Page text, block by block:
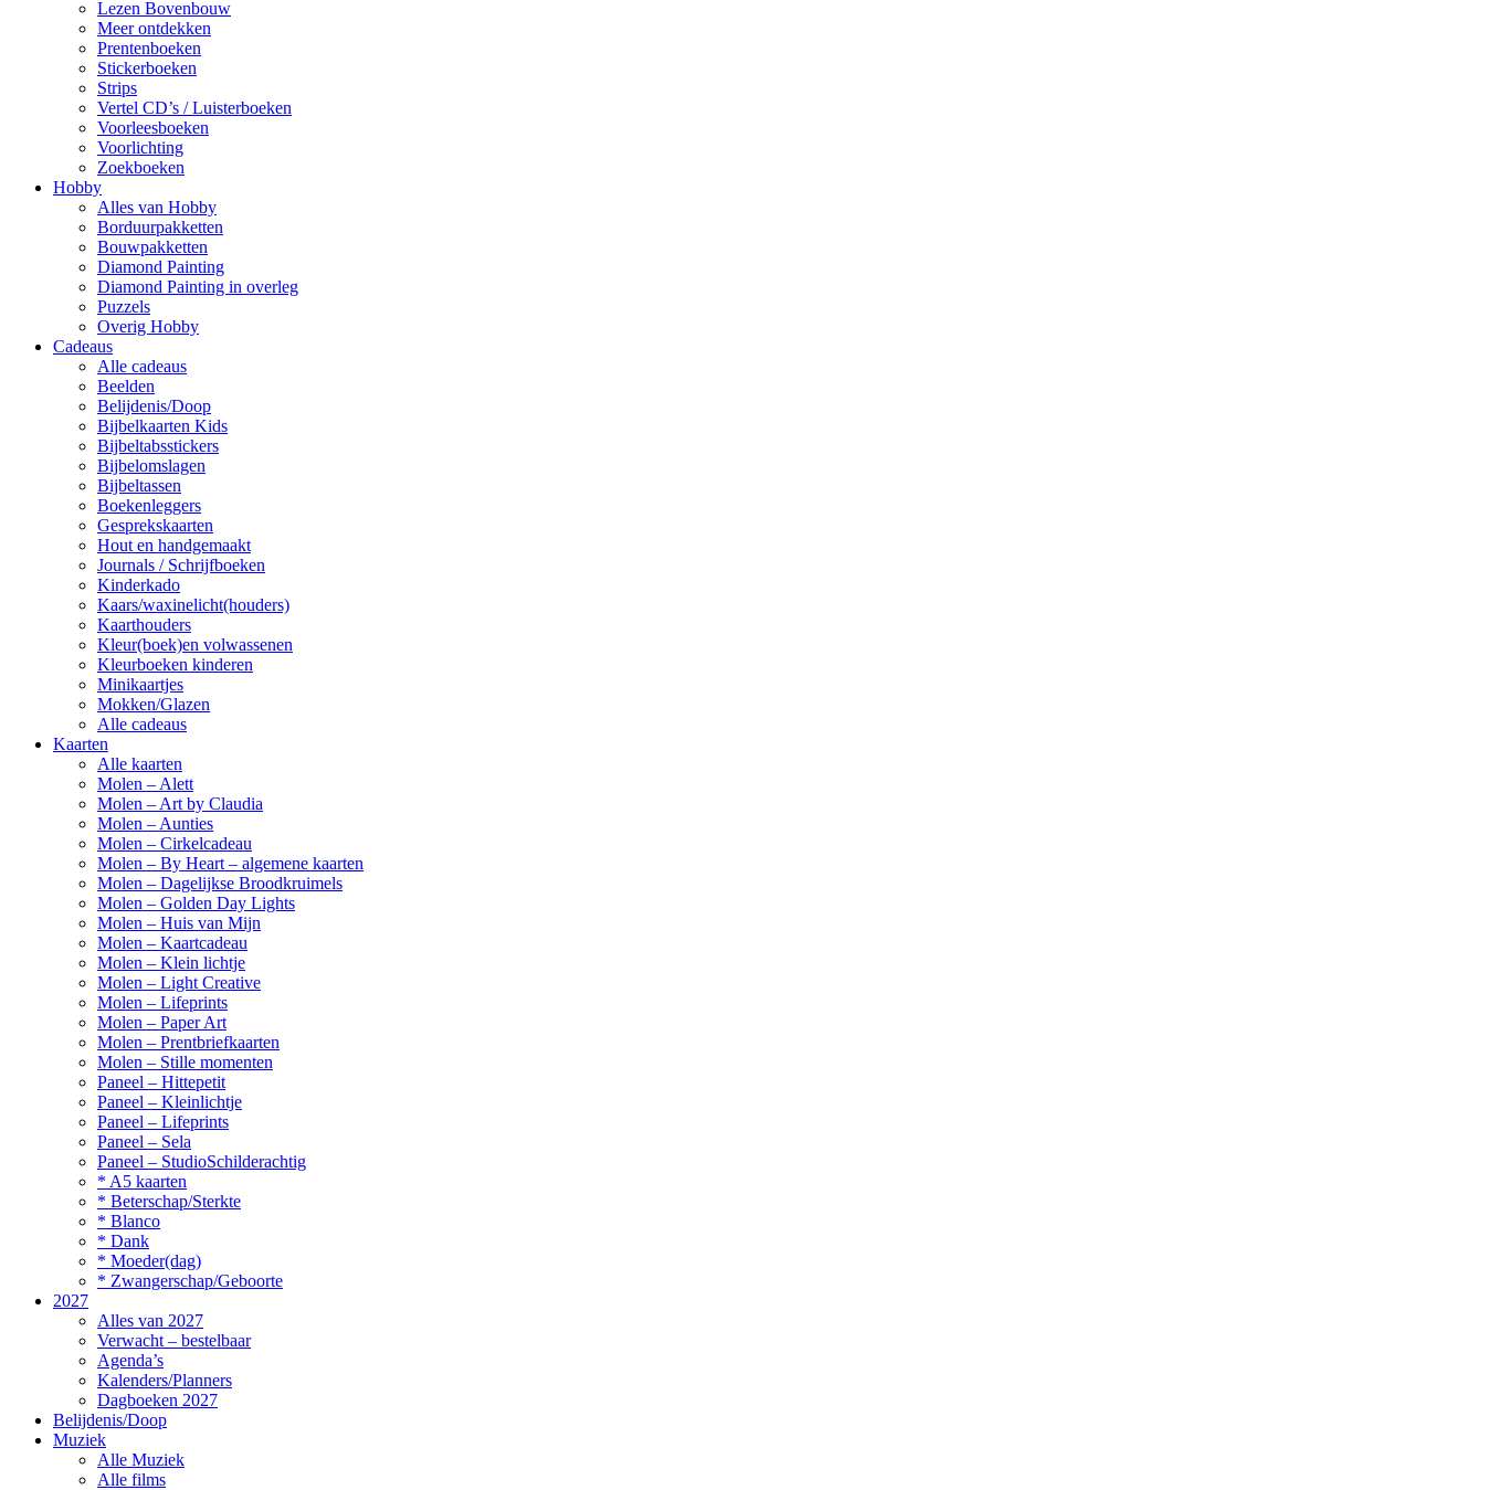
Lezen Bovenbouw
Meer ontdekken
Prentenboeken
Stickerboeken
Strips
Vertel CD’s / Luisterboeken
Voorleesboeken
Voorlichting
Zoekboeken
Hobby
Alles van Hobby
Borduurpakketten
Bouwpakketten
Diamond Painting
Diamond Painting in overleg
Puzzels
Overig Hobby
Cadeaus
Alle cadeaus
Beelden
Belijdenis/Doop
Bijbelkaarten Kids
Bijbeltabsstickers
Bijbelomslagen
Bijbeltassen
Boekenleggers
Gesprekskaarten
Hout en handgemaakt
Journals / Schrijfboeken
Kinderkado
Kaars/waxinelicht(houders)
Kaarthouders
Kleur(boek)en volwassenen
Kleurboeken kinderen
Minikaartjes
Mokken/Glazen
Alle cadeaus
Kaarten
Alle kaarten
Molen – Alett
Molen – Art by Claudia
Molen – Aunties
Molen – Cirkelcadeau
Molen – By Heart – algemene kaarten
Molen – Dagelijkse Broodkruimels
Molen – Golden Day Lights
Molen – Huis van Mijn
Molen – Kaartcadeau
Molen – Klein lichtje
Molen – Light Creative
Molen – Lifeprints
Molen – Paper Art
Molen – Prentbriefkaarten
Molen – Stille momenten
Paneel – Hittepetit
Paneel – Kleinlichtje
Paneel – Lifeprints
Paneel – Sela
Paneel – StudioSchilderachtig
* A5 kaarten
* Beterschap/Sterkte
* Blanco
* Dank
* Moeder(dag)
* Zwangerschap/Geboorte
2027
Alles van 2027
Verwacht – bestelbaar
Agenda’s
Kalenders/Planners
Dagboeken 2027
Belijdenis/Doop
Muziek
Alle Muziek
Alle films